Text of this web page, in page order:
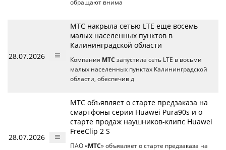
обращают внима
28.07.2026
МТС накрыла сетью LTE еще восемь
малых населенных пунктов в
Калининградской области
Компания МТС запустила сеть LTE в восьми
малых населенных пунктах Калининградской
области, обеспечив д
28.07.2026
МТС объявляет о старте предзаказа на
смартфоны серии Huawei Pura90s и о
стартe продаж наушников-клипс Huawei
FreeClip 2 S
ПАО «МТС» объявляет о старте предзаказа на